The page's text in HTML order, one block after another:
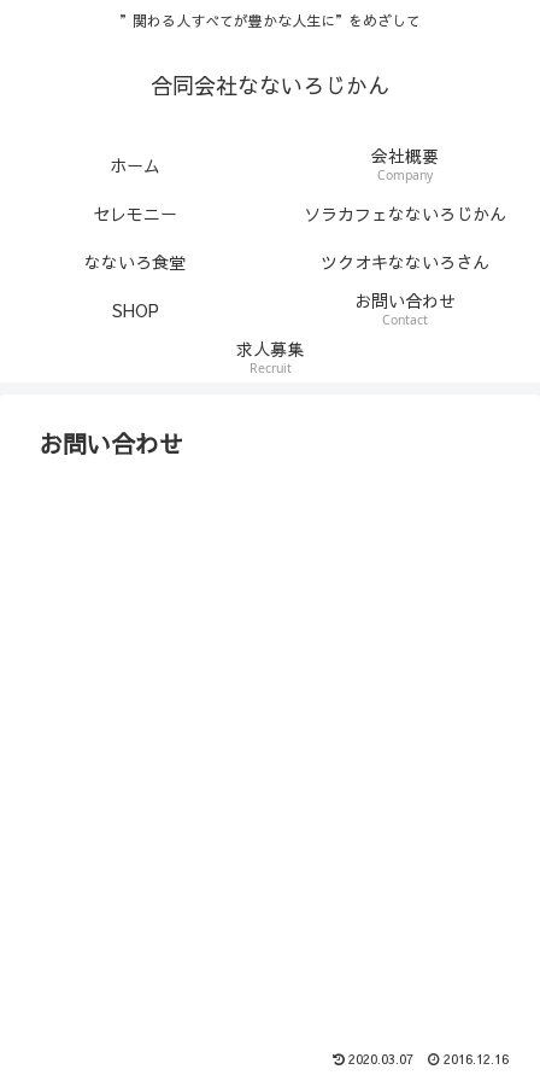
”関わる人すべてが豊かな人生に”をめざして
合同会社なないろじかん
ホーム 会社概要
Company
セレモニー
ソラカフェなないろじかん
なないろ食堂
ツクオキなないろさん
SHOP
お問い合わせ
Contact
求人募集
Recruit
お問い合わせ
2020.03.07 2016.12.16